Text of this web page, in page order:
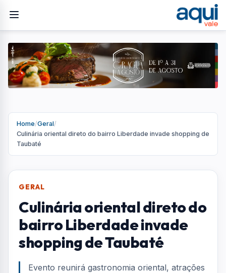
Home/Geral/
Culinária oriental direto do bairro Liberdade invade shopping de
Taubaté
GERAL
Culinária oriental direto do
bairro Liberdade invade
shopping de Taubaté
Evento reunirá gastronomia oriental, atrações